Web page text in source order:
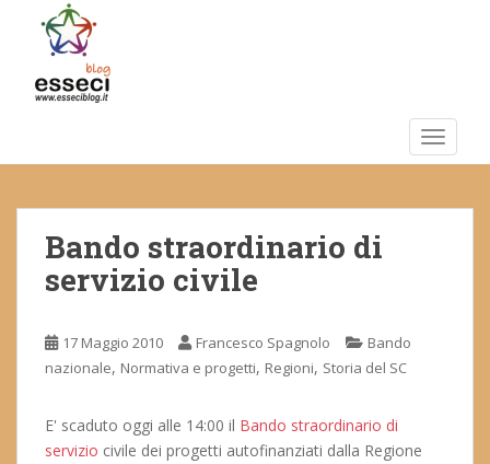
m
Bando straordinario di
servizio civile
17 Maggio 2010 Francesco Spagnolo
Bando
nazionale, Normativa e progetti, Regioni, Storia del SC
E' scaduto oggi alle 14:00 il Bando straordinario di
servizio civile dei progetti autofinanziati dalla Regione